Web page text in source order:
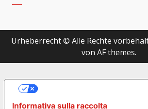
Urheberrecht © Alle Rechte
von AF themes.
Informativa sulla raccolta